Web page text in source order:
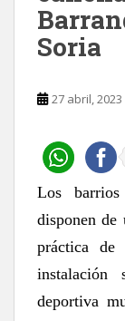
Soria
27 abril, 2023
Los
disponen de
práctica
deportiva